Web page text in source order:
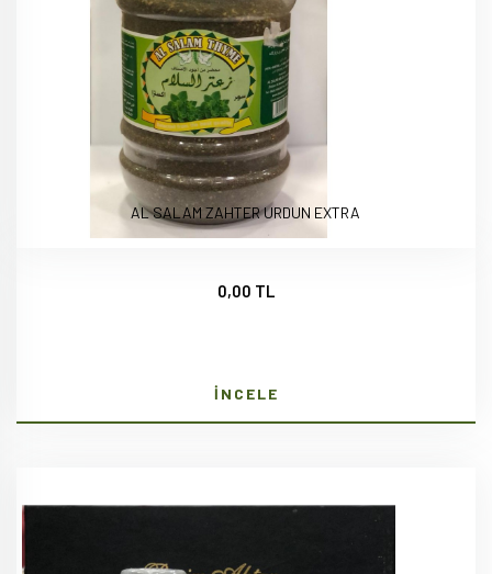
AL SALAM ZAHTER URDUN EXTRA
0,00 TL
İNCELE